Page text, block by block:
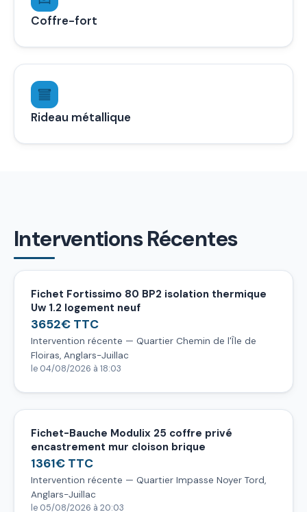
Coffre-fort
Rideau métallique
Interventions Récentes
Fichet Fortissimo 80 BP2 isolation thermique
Uw 1.2 logement neuf
3652€ TTC
Intervention récente — Quartier Chemin de l'Île de
Floiras, Anglars-Juillac
le 04/08/2026 à 18:03
Fichet-Bauche Modulix 25 coffre privé
encastrement mur cloison brique
1361€ TTC
Intervention récente — Quartier Impasse Noyer Tord,
Anglars-Juillac
le 05/08/2026 à 20:03